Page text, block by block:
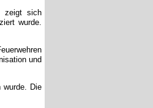
zeigt sich
wurde.
und
wurde. Die